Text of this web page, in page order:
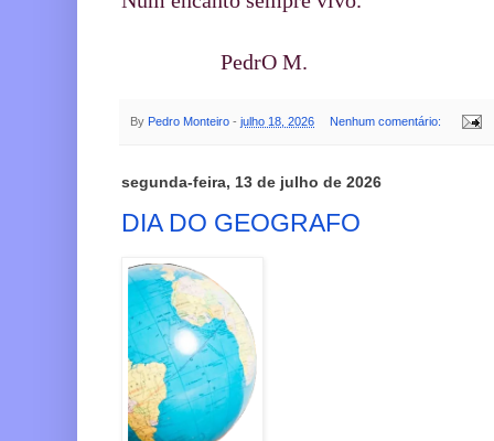
PedrO M.
By Pedro Monteiro - julho 18, 2026 Nenhum comentário:
segunda-feira, 13 de julho de 2026
DIA DO GEOGRAFO